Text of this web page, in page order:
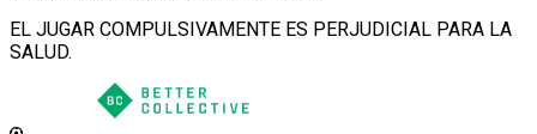
EL JUGAR COMPULSIVAMENTE ES PERJUDICIAL PARA LA
SALUD.